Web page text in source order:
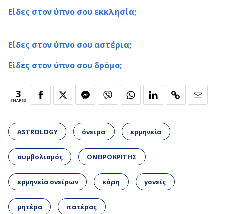
Είδες στον ύπνο σου εκκλησία;
Είδες στον ύπνο σου αστέρια;
Είδες στον ύπνο σου δρόμο;
3
SHARES
ASTROLOGY όνειρα ερμηνεία
συμβολισμός ΟΝΕΙΡΟΚΡΙΤΗΣ
ερμηνεία ονείρων κόρη γονείς
μητέρα πατέρας